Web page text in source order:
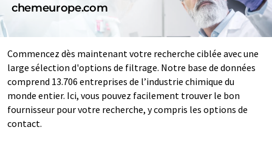
chemeurope.com
Commencez dès maintenant votre recherche ciblée avec une
large sélection d'options de filtrage. Notre base de données
comprend 13.706 entreprises de l’industrie chimique du
monde entier. Ici, vous pouvez facilement trouver le bon
fournisseur pour votre recherche, y compris les options de
contact.